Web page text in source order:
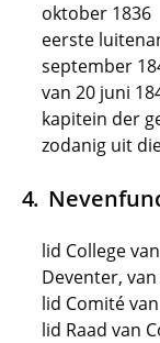
oktober 1836
eerste
september
van 20 juni
kapitein der
zodanig uit
lid College
Deventer,
lid Comité
lid Raad van